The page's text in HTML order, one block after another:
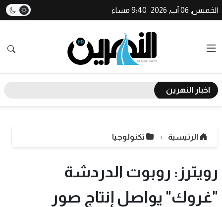
الخميس, 06 آب, 2026 9:40 مساء
اخبار النهرين
الرئيسية تكنولوجيا
رويترز: روبوت الدردشة
"غروك" يواصل إنتاج صور